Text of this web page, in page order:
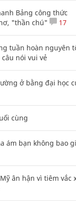
Bảng công thức
"thần chú"
17
tuần hoàn nguyên
nói vui vẻ
ở bằng đại học
cùng
ám bạn không bao
ân hận vì tiêm vắc